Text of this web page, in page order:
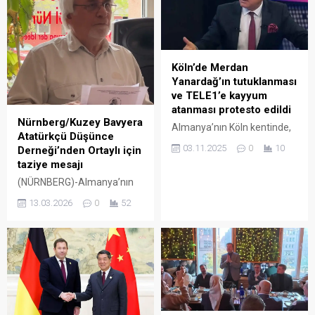
Nürnberg/Kuzey Bavyera
Atatürkçü Düşünce
Derneği’nden Ortaylı için
taziye mesajı
(NÜRNBERG)-Almanya’nın
gösteren Nürnberg/Kuzey
Derneği, Türkiye’nin
tanınmış tarihçilerinden
Prof. Dr. İlber Ortaylı’nın
tedavi gördüğü hastanede
vefatı nedeniyle yayımladığı
mesajla derin üzüntüsünü
13.03.2026 0 52
Köln’de Merdan
Yanardağ’ın tutuklanması
ve TELE1’e kayyum
atanması protesto edildi
Almanya’nın Köln kentinde,
Yönetmeni Merdan
sayılamayacağı vurgulanan
etkinlikte, “Yanardağ derhal
serbest bırakılsın, basına
yönelik baskılara son
verilsin” çağrısı yapıldı.
Almanya’nın Köln kentindeki
tarihi Dom Kilisesi önünde,
03.11.2025 0 10